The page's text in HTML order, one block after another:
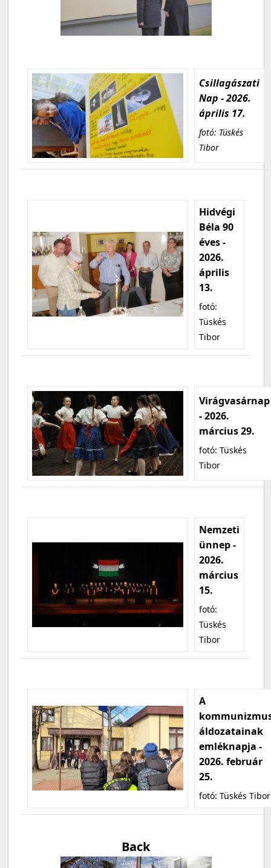
Csillagászati
Nap - 2026.
április 17.
fotó: Tüskés
Tibor
Hidvégi
Béla 90
éves -
2026.
április
13.
fotó:
Tüskés
Tibor
Virágvasárnap
- 2026.
március 29.
fotó: Tüskés
Tibor
Nemzeti
ünnep -
2026.
március
15.
fotó:
Tüskés
Tibor
A
áldozatainak
emléknapja -
2026. február
25.
fotó: Tüskés Tibor
Back